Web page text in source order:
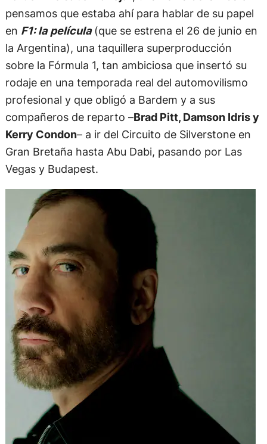
pensamos que estaba ahí para hablar de su papel
en F1: la película (que se estrena el 26 de junio en
la Argentina), una taquillera superproducción
sobre la Fórmula 1, tan ambiciosa que insertó su
rodaje en una temporada real del automovilismo
profesional y que obligó a Bardem y a sus
compañeros de reparto –Brad Pitt, Damson Idris y
Kerry Condon– a ir del Circuito de Silverstone en
Gran Bretaña hasta Abu Dabi, pasando por Las
Vegas y Budapest.